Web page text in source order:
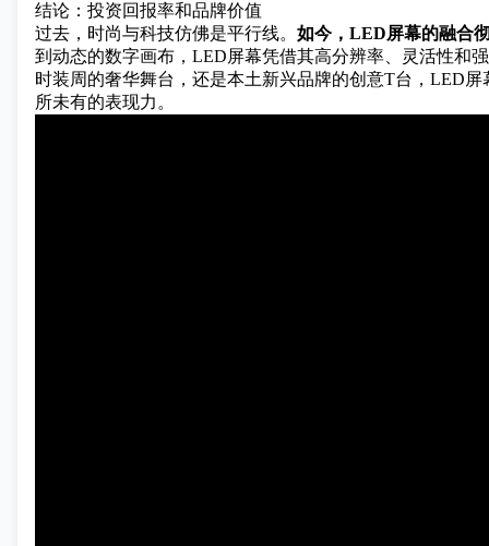
结论：投资回报率和品牌价值
过去，时尚与科技仿佛是平行线。 如今，LED屏幕的融合
到动态的数字画布，LED屏幕凭借其高分辨率、灵活性和
时装周的奢华舞台，还是本土新兴品牌的创意T台，LED
所未有的表现力。